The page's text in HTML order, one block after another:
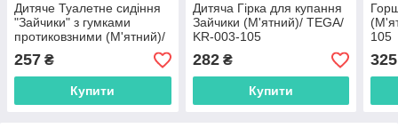
Дитяче Туалетне сидіння
"Зайчики" з гумками
протиковзними (М'ятний)/
TEGA/ KR-002-105
257 ₴
Купити
Дитяча Гірка для купання
Зайчики (М'ятний)/ TEGA/
KR-003-105
282₴
Купити
105
325